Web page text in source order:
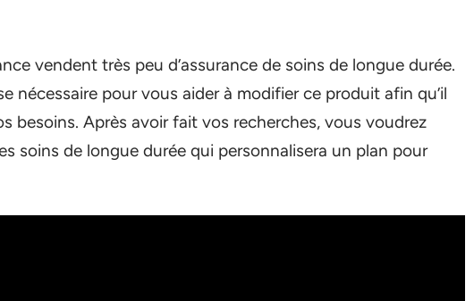
vendent très peu d’assurance de soins de longue durée.
nécessaire pour vous aider à modifier ce produit afin qu’il
besoins. Après avoir fait vos recherches, vous voudrez
soins de longue durée qui personnalisera un plan pour